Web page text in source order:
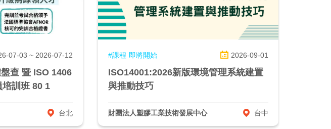
07-03 ~ 2026-07-12
查 暨 ISO 1406
訓班 80 1
台北
#課程 即將開始 2026-09-01
ISO14001:2026新版環境管理系統建置
與推動技巧
財團法人塑膠工業技術發展中心 台中